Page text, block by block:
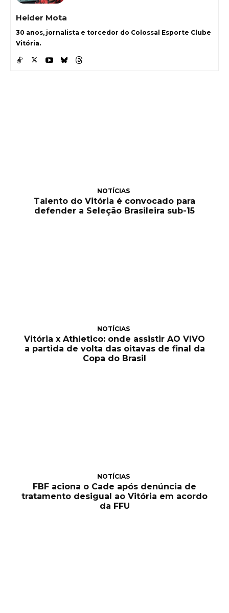
Heider Mota
30 anos, jornalista e torcedor do Colossal Esporte Clube
Vitória.
NOTÍCIAS
Talento do Vitória é convocado para
defender a Seleção Brasileira sub-15
NOTÍCIAS
Vitória x Athletico: onde assistir AO VIVO
a partida de volta das oitavas de final da
Copa do Brasil
NOTÍCIAS
FBF aciona o Cade após denúncia de
tratamento desigual ao Vitória em acordo
da FFU